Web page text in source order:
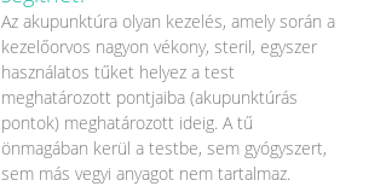
Az akupunktúra olyan kezelés, amely során a
kezelőorvos nagyon vékony, steril, egyszer
használatos tűket helyez a test
meghatározott pontjaiba (akupunktúrás
pontok) meghatározott ideig. A tű
önmagában kerül a testbe, sem gyógyszert,
sem más vegyi anyagot nem tartalmaz.